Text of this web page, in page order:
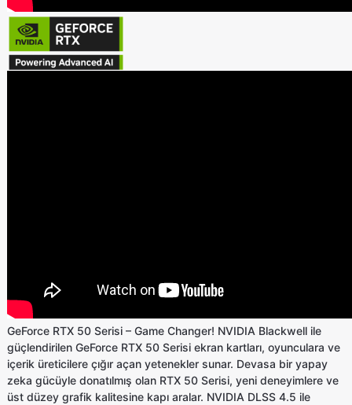
GeForce RTX 50 Serisi – Game Changer! NVIDIA Blackwell ile
güçlendirilen GeForce RTX 50 Serisi ekran kartları, oyunculara ve
içerik üreticilere çığır açan yetenekler sunar. Devasa bir yapay
zeka gücüyle donatılmış olan RTX 50 Serisi, yeni deneyimlere ve
üst düzey grafik kalitesine kapı aralar. NVIDIA DLSS 4.5 ile